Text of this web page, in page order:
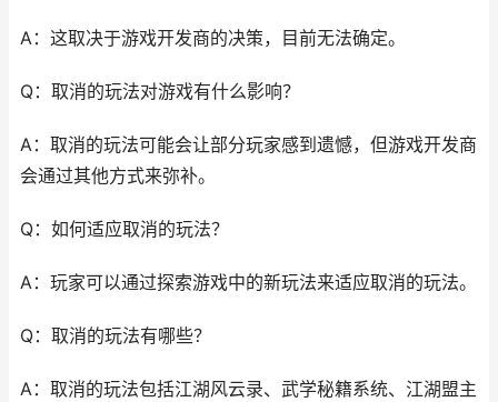
A：这取决于游戏开发商的决策，目前无法确定。
Q：取消的玩法对游戏有什么影响？
A：取消的玩法可能会让部分玩家感到遗憾，但游戏开发商
会通过其他方式来弥补。
Q：如何适应取消的玩法？
A：玩家可以通过探索游戏中的新玩法来适应取消的玩法。
Q：取消的玩法有哪些？
A：取消的玩法包括江湖风云录、武学秘籍系统、江湖盟主